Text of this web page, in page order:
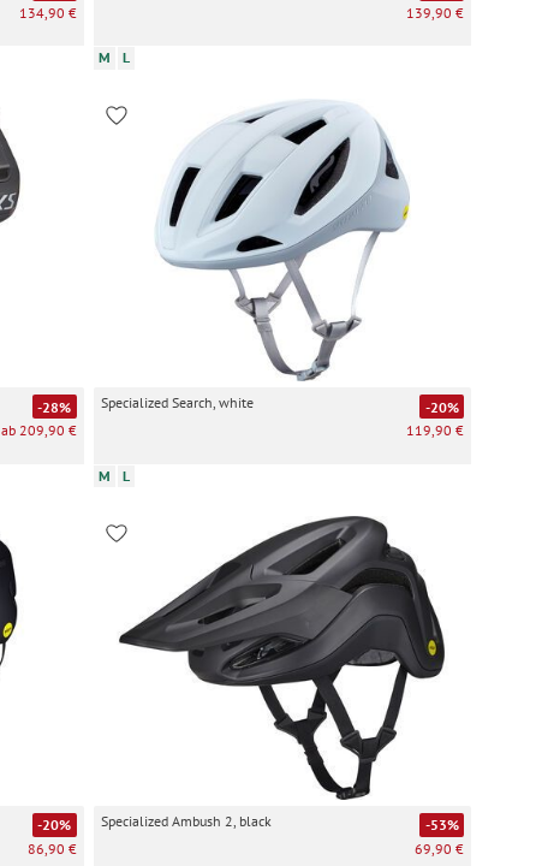
134,90 €
139,90 €
M L
-28%
ab 209,90 €
Specialized Search, white
-20%
119,90 €
M L
-20%
86,90 €
Specialized Ambush 2, black
-53%
69,90 €